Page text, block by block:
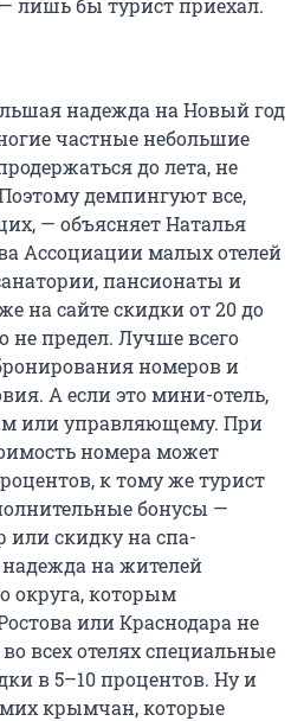
лишь бы турист приехал.
надежда на Новый год
частные небольшие
до лета, не
демпингуют все,
— объясняет Наталья
Ассоциации малых отелей
пансионаты и
на сайте скидки от 20 до
не предел. Лучше всего
номеров и
А если это мини-отель,
или управляющему. При
номера может
к тому же турист
бонусы —
или скидку на спа-
на жителей
округа, которым
или Краснодара не
всех отелях специальные
в 5–10 процентов. Ну и
крымчан, которые